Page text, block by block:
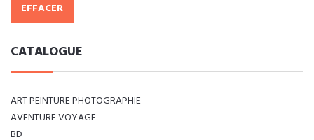
EFFACER
CATALOGUE
ART PEINTURE PHOTOGRAPHIE
AVENTURE VOYAGE
BD